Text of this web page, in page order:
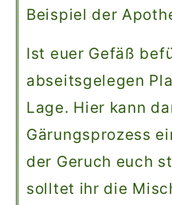
Beispiel der
Ist euer Gefäß
abseitsgelegen
Lage. Hier kann
Gärungsprozess
der Geruch euch
solltet ihr die